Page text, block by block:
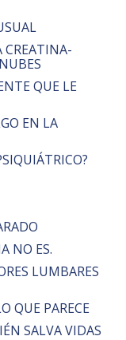
QUE LE
EN LA
NO ES.
LUMBARES
QUE PARECE
SALVA VIDAS